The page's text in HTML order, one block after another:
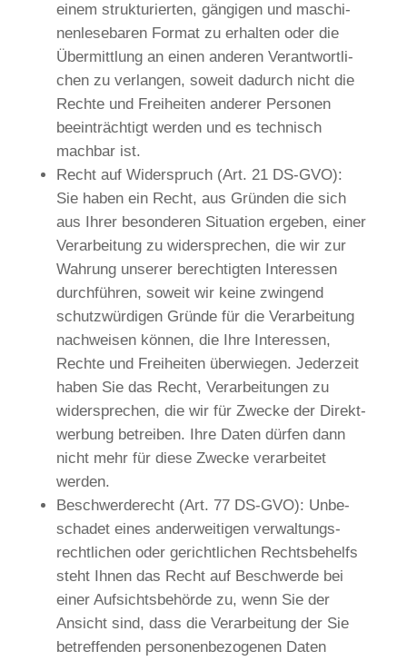
einem struk­tu­rier­ten, gän­gi­gen und maschi­
nen­le­se­ba­ren For­mat zu erhal­ten oder die
Über­mitt­lung an einen ande­ren Ver­ant­wort­li­
chen zu ver­lan­gen, soweit dadurch nicht die
Rech­te und Frei­hei­ten ande­rer Per­so­nen
beein­träch­tigt wer­den und es tech­nisch
mach­bar ist.
Recht auf Wider­spruch (Art. 21 DS-GVO):
Sie haben ein Recht, aus Grün­den die sich
aus Ihrer beson­de­ren Situa­ti­on erge­ben, einer
Ver­ar­bei­tung zu wider­spre­chen, die wir zur
Wah­rung unse­rer berech­tig­ten Inter­es­sen
durch­füh­ren, soweit wir kei­ne zwin­gend
schutz­wür­di­gen Grün­de für die Ver­ar­bei­tung
nach­wei­sen kön­nen, die Ihre Inter­es­sen,
Rech­te und Frei­hei­ten über­wie­gen. Jeder­zeit
haben Sie das Recht, Ver­ar­bei­tun­gen zu
wider­spre­chen, die wir für Zwecke der Direkt­
wer­bung betrei­ben. Ihre Daten dür­fen dann
nicht mehr für die­se Zwecke ver­ar­bei­tet
werden.
Beschwer­de­recht (Art. 77 DS-GVO): Unbe­
scha­det eines ander­wei­ti­gen ver­wal­tungs­
recht­li­chen oder gericht­li­chen Rechts­be­helfs
steht Ihnen das Recht auf Beschwer­de bei
einer Auf­sichts­be­hör­de zu, wenn Sie der
Ansicht sind, dass die Ver­ar­bei­tung der Sie
betref­fen­den per­so­nen­be­zo­ge­nen Daten